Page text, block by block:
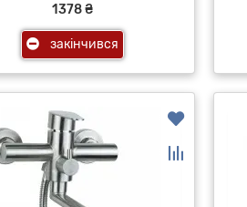
1378 ₴
закінчився